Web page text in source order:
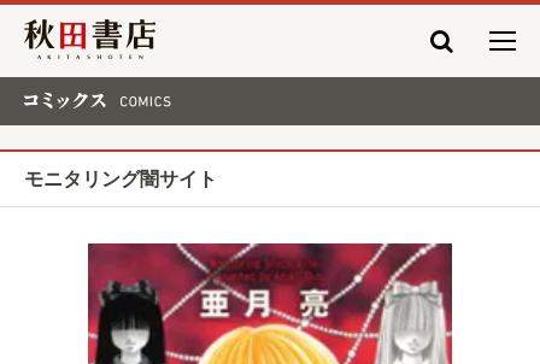
秋田書店
モニタリング闇サイト